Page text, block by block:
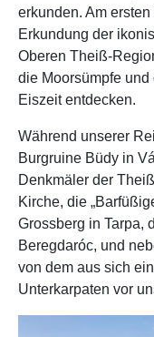
erkunden. Am
Erkundung der
Oberen Theiß-
die Moorsümpfe
Eiszeit entdecken.
Während unserer
Burgruine Büdy in
Denkmäler der
Kirche, die
Grossberg in Tarpa,
Beregdaróc, und
von dem aus sich
Unterkarpaten vor